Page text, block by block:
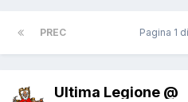
PREC Pagina 1
Ultima Legione @